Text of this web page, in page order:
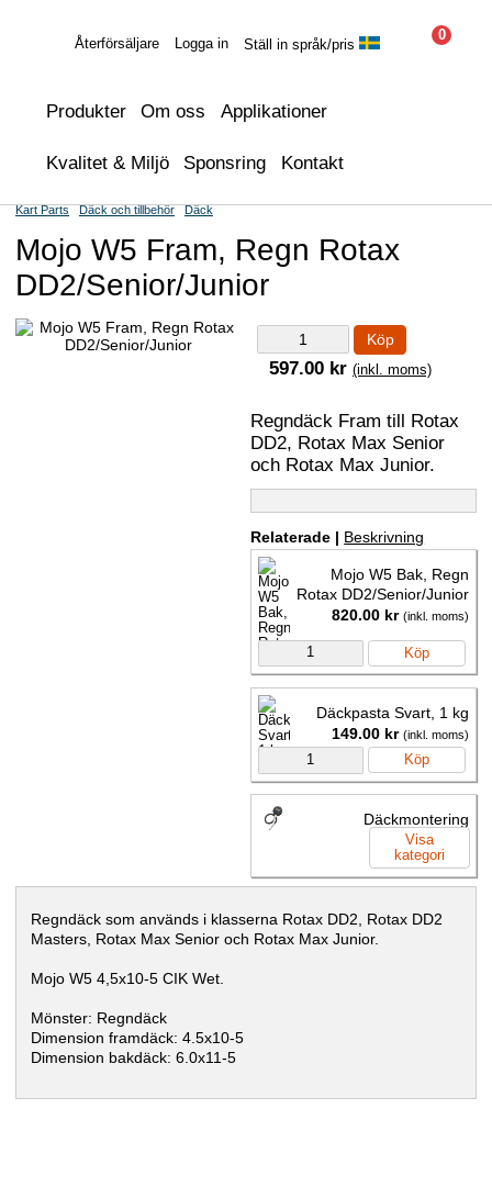
0
Ställ in språk/pris
Logga in
Återförsäljare
Produkter Om oss Applikationer
Kvalitet & Miljö Sponsring Kontakt
Däck
Däck och tillbehör
Kart Parts
Mojo W5 Fram, Regn Rotax
DD2/Senior/Junior
Köp
597.00 kr (inkl. moms)
Regndäck Fram till Rotax
DD2, Rotax Max Senior
och Rotax Max Junior.
Relaterade | Beskrivning
Mojo W5 Bak, Regn
Rotax DD2/Senior/Junior
820.00 kr (inkl. moms)
Köp
Däckpasta Svart, 1 kg
149.00 kr (inkl. moms)
Köp
Däckmontering
Visa
kategori
Regndäck som används i klasserna Rotax DD2, Rotax DD2
Masters, Rotax Max Senior och Rotax Max Junior.
Mojo W5 4,5x10-5 CIK Wet.
Mönster: Regndäck
Dimension framdäck: 4.5x10-5
Dimension bakdäck: 6.0x11-5